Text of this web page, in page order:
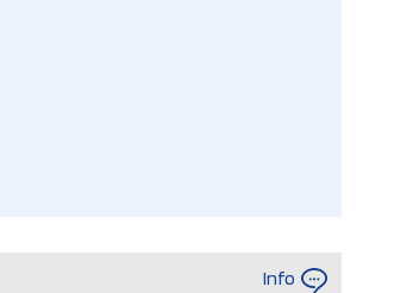
Info